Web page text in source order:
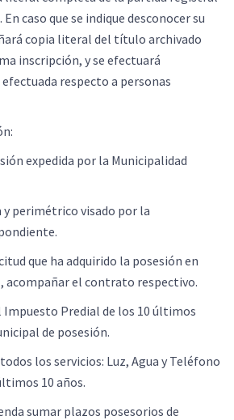
caso que se indique desconocer su
copia literal del título archivado
inscripción, y se efectuará
respecto a personas
expedida por la Municipalidad
y perimétrico visado por la
que ha adquirido la posesión en
acompañar el contrato respectivo.
Impuesto Predial de los 10 últimos
de posesión.
los servicios: Luz, Agua y Teléfono
10 años.
sumar plazos posesorios de